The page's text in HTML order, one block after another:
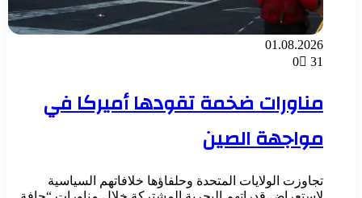
01.08.2026
0
31
مناورات ضخمة تقودها أميركا في
مواجهة الصين
تجاوزت الولايات المتحدة وحلفاؤها خلافاتهم السياسية